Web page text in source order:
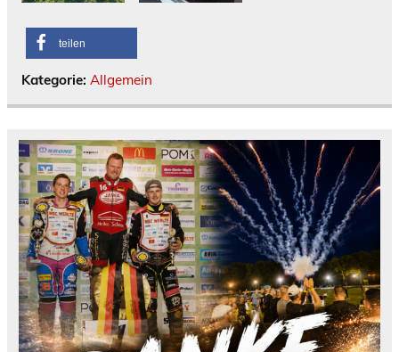
teilen
Kategorie: Allgemein